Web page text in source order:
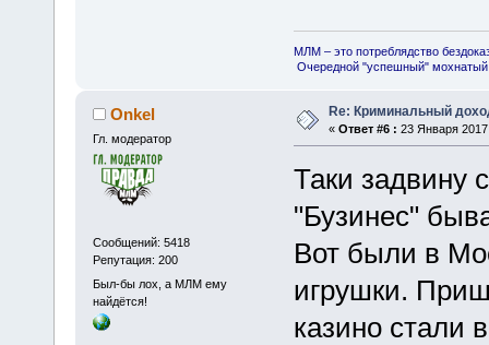
МЛМ – это потреблядство
Очередной "успешный"
Onkel
Гл. модератор
Сообщений: 5418
Репутация: 200
Был-бы лох, а МЛМ ему
найдётся!
Re: Криминальный
« Ответ #6 : 23 Января
Таки задвину
"Бузинес"
Вот были в
игрушки.
казино стали